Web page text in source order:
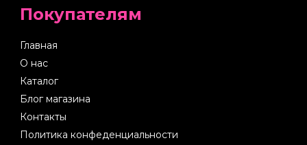
Покупателям
Главная
О нас
Каталог
Блог магазина
Контакты
Политика конфеденциальности